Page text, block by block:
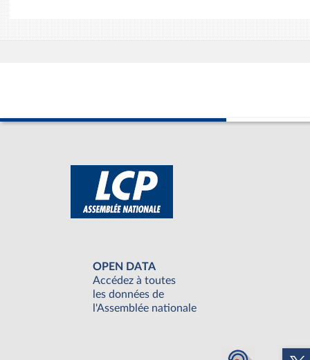
OPEN DATA
Accédez à toutes
les données de
l'Assemblée nationale